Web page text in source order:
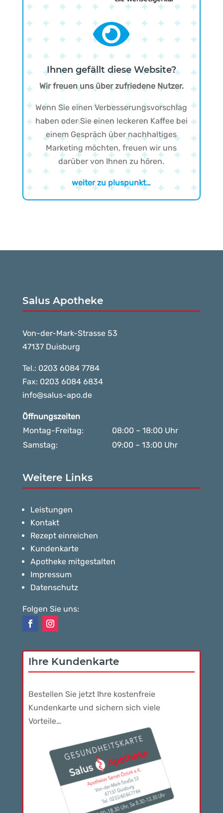

Ihnen gefällt diese Website?
Wir freuen uns über zufriedene Nutzer.
Wenn Sie einen Verbesserungsvorschlag
haben oder Sie einen leckeren Kaffee bei
einem Gespräch über nachhaltiges
Marketing möchten, freuen wir uns
darüber von Ihnen zu hören.
weiter zu pluspunkt…
Salus Apotheke
Von-der-Mark-Strasse 53
47137 Duisburg
Tel.: 0203 6084 7784
Fax: 0203 6084 6834
info@salus-apo.de
Öffnungszeiten
Montag-Freitag:
08:00 – 18:00 Uhr
Samstag:
09:00 – 13:00 Uhr
Weitere Links
Leistungen
Kontakt
Rezept einreichen
Kundenkarte
Apotheke mitgestalten
Impressum
Datenschutz
Folgen Sie uns:
Ihre Kundenkarte
Bestellen Sie jetzt Ihre kostenfreie
Kundenkarte und sichern sich viele
Vorteile…